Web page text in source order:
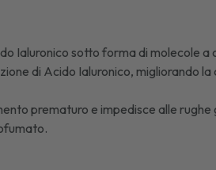
Ialuronico sotto forma di molecole
di Acido Ialuronico, migliorando
prematuro e impedisce alle